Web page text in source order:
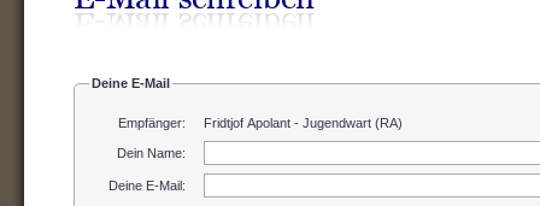
Deine E-Mail
Empfänger: Fridtjof Apolant - Jugendwart (RA)
Dein Name:
Deine E-Mail: